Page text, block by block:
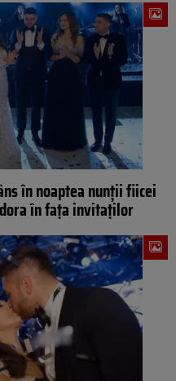
în noaptea nunții fiicei
în fața invitaților